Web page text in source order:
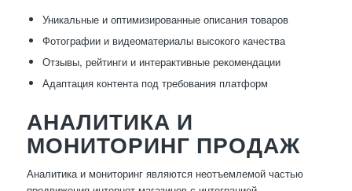
Уникальные и оптимизированные описания товаров
Фотографии и видеоматериалы высокого качества
Отзывы, рейтинги и интерактивные рекомендации
Адаптация контента под требования платформ
АНАЛИТИКА И
МОНИТОРИНГ ПРОДАЖ
Аналитика и мониторинг являются неотъемлемой частью